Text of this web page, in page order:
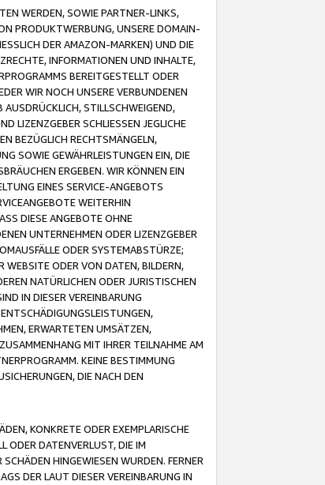
WERDEN, SOWIE PARTNER-LINKS,
PRODUKTWERBUNG, UNSERE DOMAIN-
DER AMAZON-MARKEN) UND DIE
INFORMATIONEN UND INHALTE,
BEREITGESTELLT ODER
WIR NOCH UNSERE VERBUNDENEN
AUSDRÜCKLICH, STILLSCHWEIGEND,
LIZENZGEBER SCHLIESSEN JEGLICHE
BEZÜGLICH RECHTSMÄNGELN,
SOWIE GEWÄHRLEISTUNGEN EIN, DIE
ERGEBEN. WIR KÖNNEN EIN
EINES SERVICE-ANGEBOTS
WEITERHIN
DIESE ANGEBOTE OHNE
UNTERNEHMEN ODER LIZENZGEBER
ODER SYSTEMABSTÜRZE;
WEBSITE ODER VON DATEN, BILDERN,
NATÜRLICHEN ODER JURISTISCHEN
IN DIESER VEREINBARUNG
ERWARTETEN UMSÄTZEN,
MIT IHRER TEILNAHME AM
KEINE BESTIMMUNG
DIE NACH DEN
KONKRETE ODER EXEMPLARISCHE
ODER DATENVERLUST, DIE IM
HINGEWIESEN WURDEN. FERNER
DER LAUT DIESER VEREINBARUNG IN